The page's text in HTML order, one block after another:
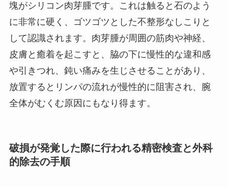
塊がシリコン肉芽腫です。これは触ると石のよう
に非常に硬く、ゴツゴツとした不整形なしこりと
して認識されます。肉芽腫が周囲の筋肉や神経、
皮膚と癒着を起こすと、脇の下に慢性的な違和感
や引きつれ、鈍い痛みを生じさせることがあり、
放置するとリンパの流れが慢性的に阻害され、腕
全体がむくむ原因にもなり得ます。
破損が発覚した際に行われる精密検査と外科
的除去の手順